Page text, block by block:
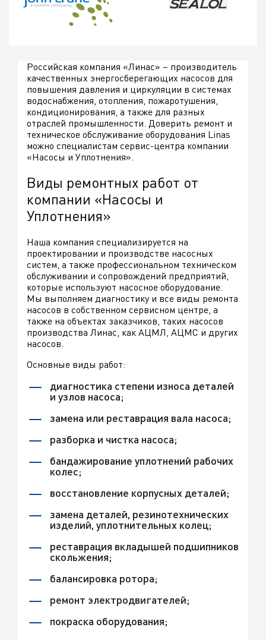
Российская компания «Линас» – производитель
качественных энергосберегающих насосов для
повышения давления и циркуляции в системах
водоснабжения, отопления, пожаротушения,
кондиционирования, а также для разных
отраслей промышленности. Доверить ремонт и
техническое обслуживание оборудования Linas
можно специалистам сервис-центра компании
«Насосы и Уплотнения».
Виды ремонтных работ от
компании «Насосы и
Уплотнения»
Наша компания специализируется на
проектировании и производстве насосных
систем, а также профессиональном техническом
обслуживании и сопровождений предприятий,
которые используют насосное оборудование.
Мы выполняем диагностику и все виды ремонта
насосов в собственном сервисном центре, а
также на объектах заказчиков, таких насосов
производства Линас, как АЦМЛ, АЦМС и других
насосов.
Основные виды работ:
диагностика степени износа деталей
и узлов насоса;
замена или реставрация вала насоса;
разборка и чистка насоса;
бандажирование уплотнений рабочих
колес;
восстановление корпусных деталей;
замена деталей, резинотехнических
изделий, уплотнительных колец;
реставрация вкладышей подшипников
скольжения;
балансировка ротора;
ремонт электродвигателей;
покраска оборудования;